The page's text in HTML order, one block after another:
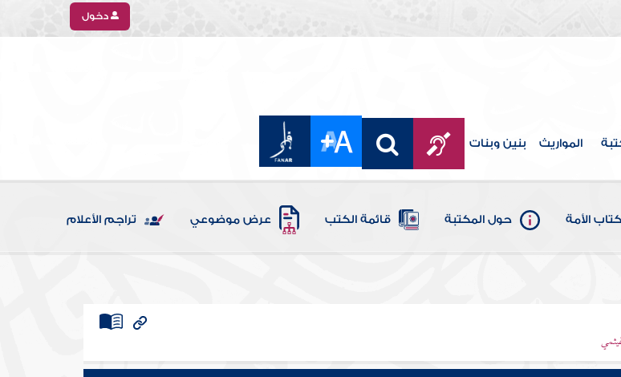
دخول
المواريث بنين وبنات
كتاب الأمة حول المكتبة قائمة الكتب عرض موضوعي تراجم الأعلام